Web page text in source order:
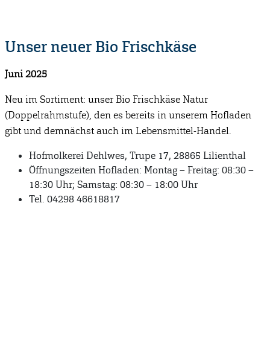
Unser neuer Bio Frischkäse
Juni 2025
Neu im Sortiment: unser Bio Frischkäse Natur
(Doppelrahmstufe), den es bereits in unserem Hofladen
gibt und demnächst auch im Lebensmittel-Handel.
Hofmolkerei Dehlwes, Trupe 17, 28865 Lilienthal
Öffnungszeiten Hofladen: Montag – Freitag: 08:30 –
18:30 Uhr; Samstag: 08:30 – 18:00 Uhr
Tel. 04298 46618817